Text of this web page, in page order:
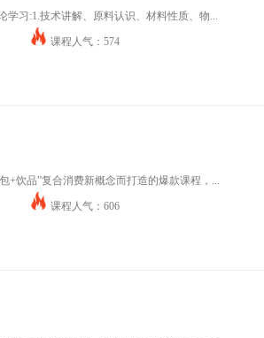
习:1.技术讲解、原料认识、材料性质、物...
课程人气：574
+饮品”复合消费新概念而打造的爆款课程，...
课程人气：606